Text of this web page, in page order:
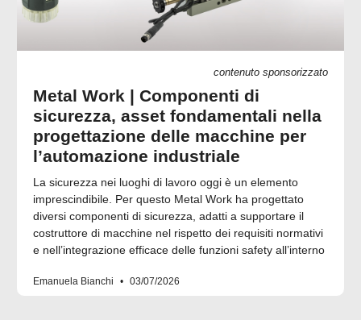
contenuto sponsorizzato
Metal Work | Componenti di
sicurezza, asset fondamentali nella
progettazione delle macchine per
l’automazione industriale
La sicurezza nei luoghi di lavoro oggi è un elemento
imprescindibile. Per questo Metal Work ha progettato
diversi componenti di sicurezza, adatti a supportare il
costruttore di macchine nel rispetto dei requisiti normativi
e nell’integrazione efficace delle funzioni safety all’interno
Emanuela Bianchi 03/07/2026